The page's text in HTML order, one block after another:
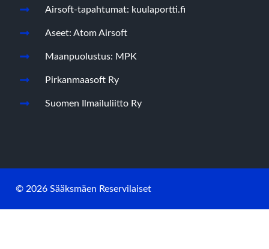
Airsoft-tapahtumat: kuulaportti.fi
Aseet: Atom Airsoft
Maanpuolustus: MPK
Pirkanmaasoft Ry
Suomen Ilmailuliitto Ry
© 2026 Sääksmäen Reservilaiset